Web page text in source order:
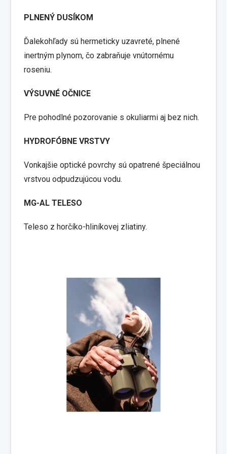
PLNENÝ DUSÍKOM
Ďalekohľady sú hermeticky uzavreté, plnené
inertným plynom, čo zabraňuje vnútornému
roseniu.
VÝSUVNÉ OČNICE
Pre pohodlné pozorovanie s okuliarmi aj bez nich.
HYDROFÓBNE VRSTVY
Vonkajšie optické povrchy sú opatrené špeciálnou
vrstvou odpudzujúcou vodu.
MG-AL TELESO
Teleso z horčíko-hliníkovej zliatiny.